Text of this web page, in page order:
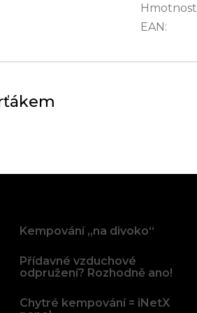
Hmotnost
EAN:
Kempování „na divoko“
Přídavné vzduchové
odpružení? Rozhodně ano!
Chytré kempování = iNetX